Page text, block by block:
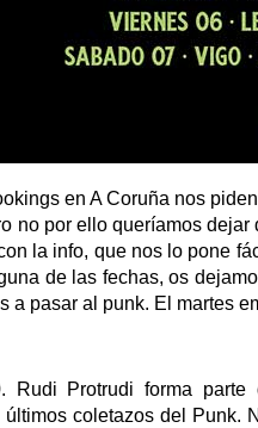
en A Coruña nos
no por ello queríamos
la info, que nos lo pone
de las fechas, os
a pasar al punk. El martes
Rudi Protrudi forma
coletazos del Punk.